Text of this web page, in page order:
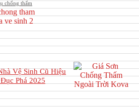
chống thấm
Vệ Sinh Cũ Hiệu
Phá 2025